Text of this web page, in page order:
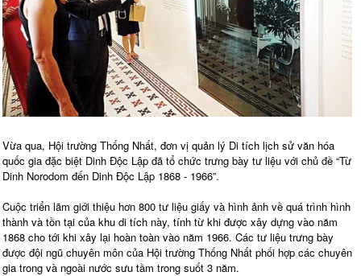
Vừa qua, Hội trường Thống Nhất, đơn vị quản lý Di tích lịch sử văn hóa
quốc gia đặc biệt Dinh Độc Lập đã tổ chức trưng bày tư liệu với chủ đề “Từ
Dinh Norodom đến Dinh Độc Lập 1868 - 1966”.
Cuộc triển lãm giới thiệu hơn 800 tư liệu giấy và hình ảnh về quá trình hình
thành và tồn tại của khu di tích này, tính từ khi được xây dựng vào năm
1868 cho tới khi xây lại hoàn toàn vào năm 1966. Các tư liệu trưng bày
được đội ngũ chuyên môn của Hội trường Thống Nhất phối hợp các chuyên
gia trong và ngoài nước sưu tầm trong suốt 3 năm.